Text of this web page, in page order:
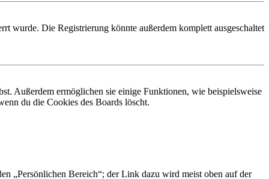
wurde. Die Registrierung könnte außerdem komplett ausgeschaltet
Außerdem ermöglichen sie einige Funktionen, wie beispielsweise
du die Cookies des Boards löscht.
„Persönlichen Bereich“; der Link dazu wird meist oben auf der